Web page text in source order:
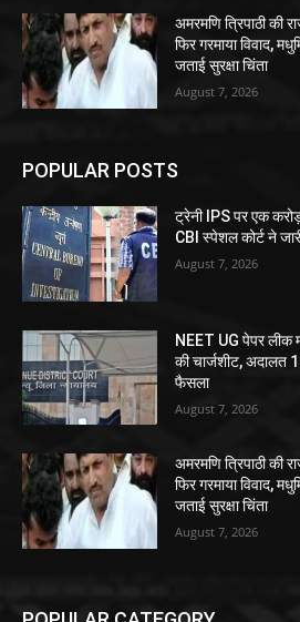
अमरमणि त्रिपाठी की
फिर गरमाया विवाद,
जताई सुरक्षा चिंता
August 7, 2026
POPULAR POSTS
ट्रेनी IPS पर एक
CBI स्पेशल कोर्ट ने
August 7, 2026
NEET UG पेपर लीक
की चार्जशीट, अदालत
फैसला
August 7, 2026
अमरमणि त्रिपाठी की
फिर गरमाया विवाद,
जताई सुरक्षा चिंता
August 7, 2026